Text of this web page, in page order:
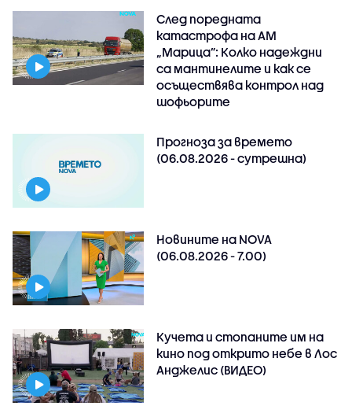
След поредната
катастрофа на АМ
„Марица”: Колко надеждни
са мантинелите и как се
осъществява контрол над
шофьорите
Прогноза за времето
(06.08.2026 - сутрешна)
Новините на NOVA
(06.08.2026 - 7.00)
Кучета и стопаните им на
кино под открито небе в Лос
Анджелис (ВИДЕО)